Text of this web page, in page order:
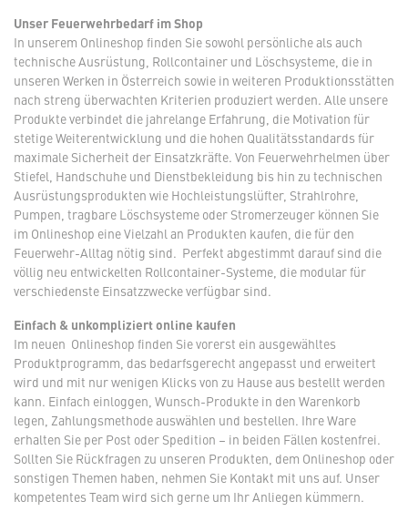
Unser Feuerwehrbedarf im Shop
In unserem Onlineshop finden Sie sowohl persönliche als auch
technische Ausrüstung, Rollcontainer und Löschsysteme, die in
unseren Werken in Österreich sowie in weiteren Produktionsstätten
nach streng überwachten Kriterien produziert werden. Alle unsere
Produkte verbindet die jahrelange Erfahrung, die Motivation für
stetige Weiterentwicklung und die hohen Qualitätsstandards für
maximale Sicherheit der Einsatzkräfte. Von Feuerwehrhelmen über
Stiefel, Handschuhe und Dienstbekleidung bis hin zu technischen
Ausrüstungsprodukten wie Hochleistungslüfter, Strahlrohre,
Pumpen, tragbare Löschsysteme oder Stromerzeuger können Sie
im Onlineshop eine Vielzahl an Produkten kaufen, die für den
Feuerwehr-Alltag nötig sind. Perfekt abgestimmt darauf sind die
völlig neu entwickelten Rollcontainer-Systeme, die modular für
verschiedenste Einsatzzwecke verfügbar sind.
Einfach & unkompliziert online kaufen
Im neuen Onlineshop finden Sie vorerst ein ausgewähltes
Produktprogramm, das bedarfsgerecht angepasst und erweitert
wird und mit nur wenigen Klicks von zu Hause aus bestellt werden
kann. Einfach einloggen, Wunsch-Produkte in den Warenkorb
legen, Zahlungsmethode auswählen und bestellen. Ihre Ware
erhalten Sie per Post oder Spedition – in beiden Fällen kostenfrei.
Sollten Sie Rückfragen zu unseren Produkten, dem Onlineshop oder
sonstigen Themen haben, nehmen Sie Kontakt mit uns auf. Unser
kompetentes Team wird sich gerne um Ihr Anliegen kümmern.